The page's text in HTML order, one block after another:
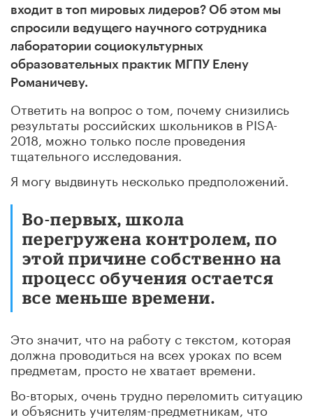
входит в топ мировых лидеров? Об этом мы
спросили ведущего научного сотрудника
лаборатории социокультурных
образовательных практик МГПУ Елену
Романичеву.
Ответить на вопрос о том, почему снизились
результаты российских школьников в PISA-
2018, можно только после проведения
тщательного исследования.
Я могу выдвинуть несколько предположений.
Во-первых, школа
перегружена контролем, по
этой причине собственно на
процесс обучения остается
все меньше времени.
Это значит, что на работу с текстом, которая
должна проводиться на всех уроках по всем
предметам, просто не хватает времени.
Во-вторых, очень трудно переломить ситуацию
и объяснить учителям-предметникам, что